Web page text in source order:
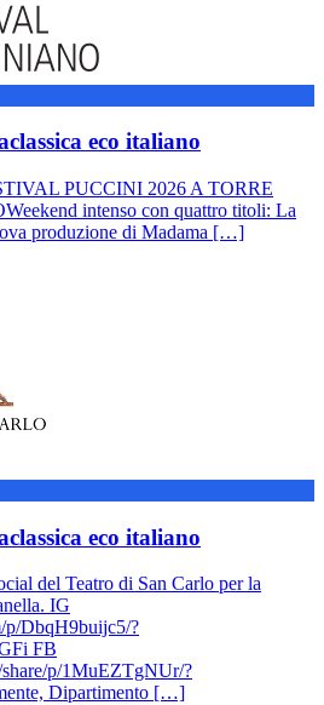
eco italiano
PUCCINI 2026 A TORRE
intenso con quattro titoli: La
produzione di Madama […]
eco italiano
del Teatro di San Carlo per la
IG
p/DbqH9buijc5/?
FB
p/1MuEZTgNUr/?
Dipartimento […]